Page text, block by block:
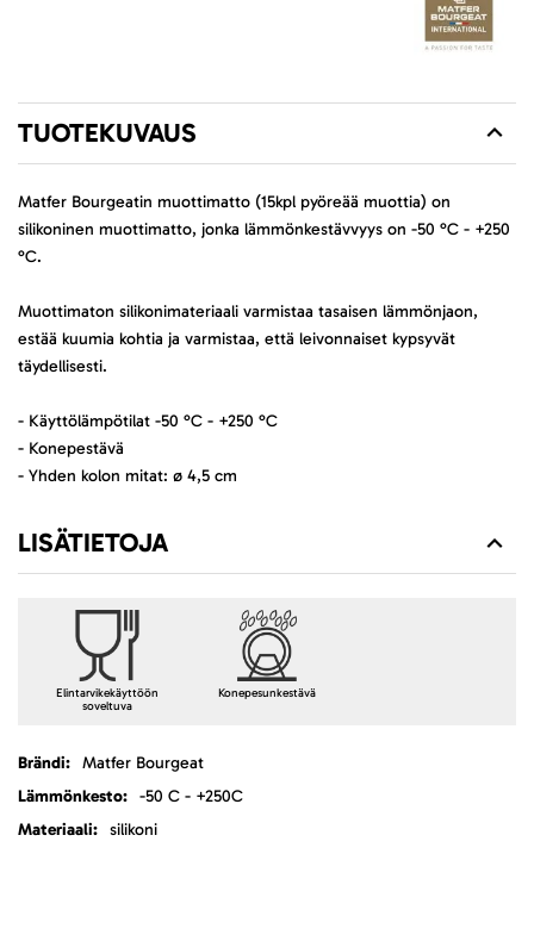
TUOTEKUVAUS
Matfer Bourgeatin muottimatto (15kpl pyöreää muottia) on
silikoninen muottimatto, jonka lämmönkestävvyys on -50 °C - +250
°C.
Muottimaton silikonimateriaali varmistaa tasaisen lämmönjaon,
estää kuumia kohtia ja varmistaa, että leivonnaiset kypsyvät
täydellisesti.
- Käyttölämpötilat -50 °C - +250 °C
- Konepestävä
- Yhden kolon mitat: ø 4,5 cm
LISÄTIETOJA
Elintarvikekäyttöön
soveltuva
Konepesunkestävä
LisätietojaMatfer Bourgeat
-50 C - +250C
silikoni